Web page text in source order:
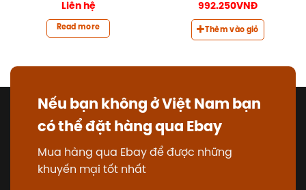
Liên hệ
Read more
992.250VNĐ
Thêm vào giỏ
Nếu bạn không ở Việt Nam bạn
có thể đặt hàng qua Ebay
Mua hàng qua Ebay để được những
khuyến mại tốt nhất